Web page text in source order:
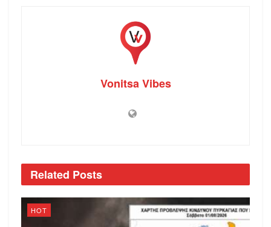
Vonitsa Vibes
Related Posts
HOT